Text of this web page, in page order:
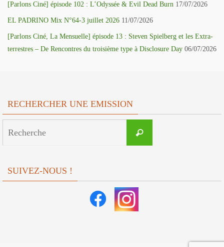
[Parlons Ciné] épisode 102 : L’Odyssée & Evil Dead Burn 17/07/2026
EL PADRINO Mix N°64-3 juillet 2026 11/07/2026
[Parlons Ciné, La Mensuelle] épisode 13 : Steven Spielberg et les Extra-
terrestres – De Rencontres du troisième type à Disclosure Day 06/07/2026
RECHERCHER UNE EMISSION
Recherche
SUIVEZ-NOUS !